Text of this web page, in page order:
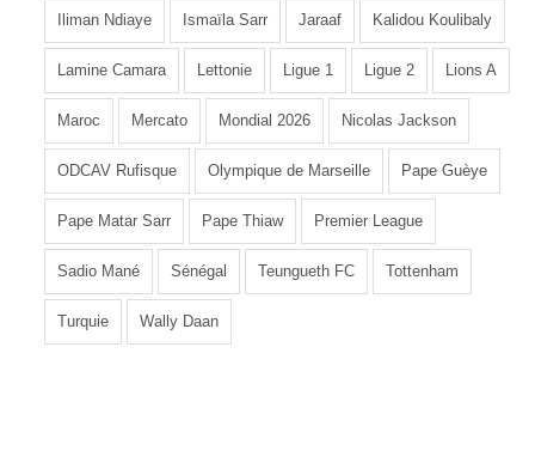
Iliman Ndiaye Ismaïla Sarr Jaraaf Kalidou Koulibaly
Lamine Camara Lettonie Ligue 1 Ligue 2 Lions A
Maroc Mercato Mondial 2026 Nicolas Jackson
ODCAV Rufisque Olympique de Marseille Pape Guèye
Pape Matar Sarr Pape Thiaw Premier League
Sadio Mané Sénégal Teungueth FC Tottenham
Turquie Wally Daan